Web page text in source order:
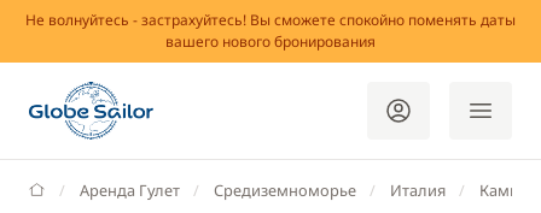
Не волнуйтесь - застрахуйтесь! Вы сможете спокойно поменять даты
вашего нового бронирования
GlobeSailor
Аренда Гулет Средиземноморье Италия